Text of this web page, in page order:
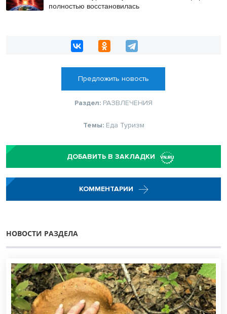
полностью восстановилась
Предложить новость
Раздел: РАЗВЛЕЧЕНИЯ
Темы: Еда Туризм
ДОБАВИТЬ В ЗАКЛАДКИ
КОММЕНТАРИИ
НОВОСТИ РАЗДЕЛА